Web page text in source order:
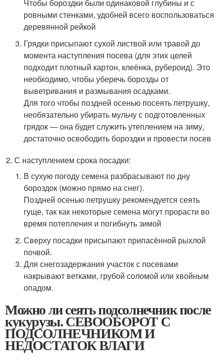
Чтобы бороздки были одинаковой глубины и с
ровными стенками, удобней всего воспользоваться
деревянной рейкой
Грядки присыпают сухой листвой или травой до
момента наступления посева (для этих целей
подходит плотный картон, клеёнка, рубероид). Это
необходимо, чтобы уберечь борозды от
выветривания и размывания осадками.
Для того чтобы поздней осенью посеять петрушку,
необязательно убирать мульчу с подготовленных
грядок — она будет служить утеплением на зиму,
достаточно освободить бороздки и провести посев
С наступлением срока посадки:
В сухую погоду семена разбрасывают по дну
бороздок (можно прямо на снег).
Поздней осенью петрушку рекомендуется сеять
гуще, так как некоторые семена могут прорасти во
время потепления и погибнуть зимой
Сверху посадки присыпают припасённой рыхлой
почвой.
Для снегозадержания участок с посевами
накрывают ветками, грубой соломой или хвойным
опадом.
Можно ли сеять подсолнечник после
кукурузы. СЕВООБОРОТ С
ПОДСОЛНЕЧНИКОМ И
НЕДОСТАТОК ВЛАГИ